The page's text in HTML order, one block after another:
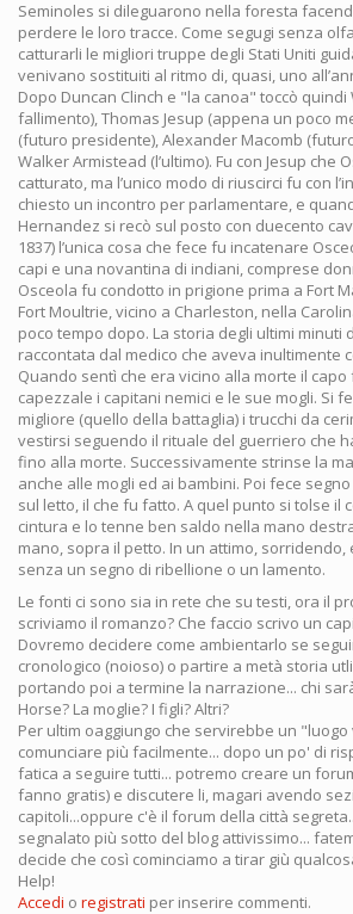
Seminoles si dileguarono nella foresta
perdere le loro tracce. Come segugi senza
catturarli le migliori truppe degli Stati Uniti
venivano sostituiti al ritmo di, quasi, uno
Dopo Duncan Clinch e "la canoa" toccò
fallimento), Thomas Jesup (appena un poco
(futuro presidente), Alexander Macomb
Walker Armistead (l’ultimo). Fu con Jesup che
catturato, ma l’unico modo di riuscirci fu con
chiesto un incontro per parlamentare, e
Hernandez si recò sul posto con duecento
1837) l’unica cosa che fece fu incatenare
capi e una novantina di indiani, comprese
Osceola fu condotto in prigione prima a Fort
Fort Moultrie, vicino a Charleston, nella
poco tempo dopo. La storia degli ultimi minuti
raccontata dal medico che aveva inultimente
Quando sentì che era vicino alla morte il
capezzale i capitani nemici e le sue mogli. Si
migliore (quello della battaglia) i trucchi da
vestirsi seguendo il rituale del guerriero che
fino alla morte. Successivamente strinse la
anche alle mogli ed ai bambini. Poi fece
sul letto, il che fu fatto. A quel punto si tolse il
cintura e lo tenne ben saldo nella mano
mano, sopra il petto. In un attimo, sorridendo,
senza un segno di ribellione o un lamento.
Le fonti ci sono sia in rete che su testi, ora il
scriviamo il romanzo? Che faccio scrivo un
Dovremo decidere come ambientarlo se
cronologico (noioso) o partire a metà storia
portando poi a termine la narrazione... chi
Horse? La moglie? I figli? Altri?
Per ultim oaggiungo che servirebbe un
comunciare più facilmente... dopo un po' di
fatica a seguire tutti... potremo creare un
fanno gratis) e discutere li, magari avendo
capitoli...oppure c'è il forum della città
segnalato più sotto del blog attivissimo...
decide che così cominciamo a tirar giù
Help!
Accedi o registrati per inserire commenti.